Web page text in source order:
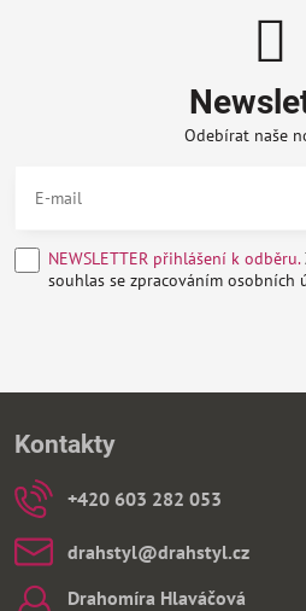
Odebírat naše
NEWSLETTER přihlášení k odběru.
souhlas se
Kontakty
+420 603 282 053
drahstyl​@drahstyl​.cz
Drahomíra Hlaváčová